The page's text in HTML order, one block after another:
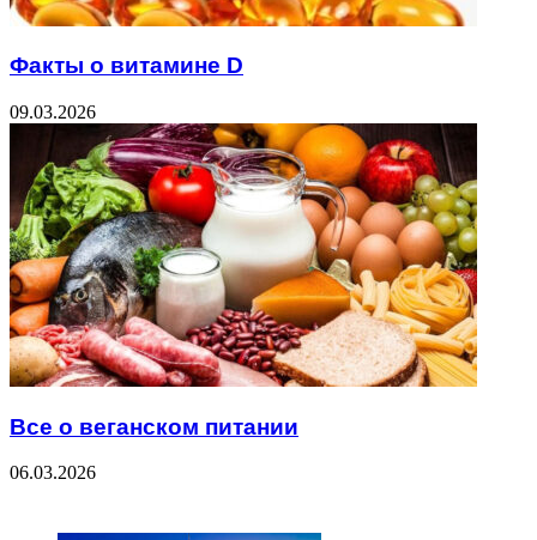
Факты о витамине D
09.03.2026
Все о веганском питании
06.03.2026